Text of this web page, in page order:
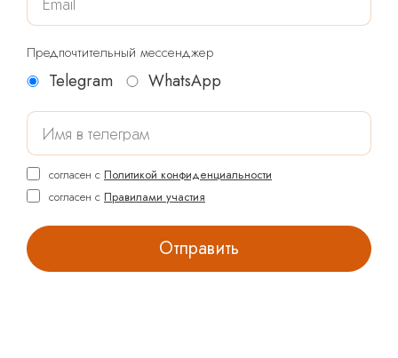
Предпочтительный мессенджер
Telegram WhatsApp
согласен с Политикой конфиденциальности
согласен с Правилами участия